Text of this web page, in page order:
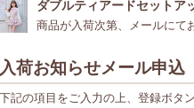
ダブルティアードセットア
商品が入荷次第、メールにて
入荷お知らせメール申込
下記の項目をご入力の上、登録ボタ